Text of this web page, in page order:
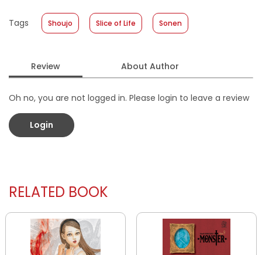
Format
: Softcover
Tags Shoujo Slice of Life Sonen
Review About Author
Oh no, you are not logged in. Please login to leave a review
Login
RELATED BOOK